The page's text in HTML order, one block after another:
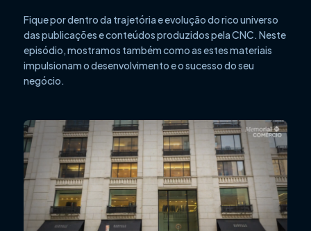
Fique por dentro da trajetória e evolução do rico universo
das publicações e conteúdos produzidos pela CNC. Neste
episódio, mostramos também como as estes materiais
impulsionam o desenvolvimento e o sucesso do seu
negócio.